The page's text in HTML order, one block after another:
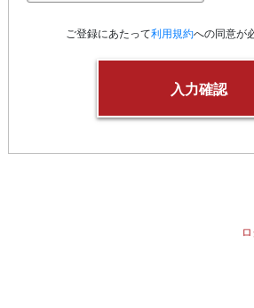
ご登録にあたって利用規約への同意が